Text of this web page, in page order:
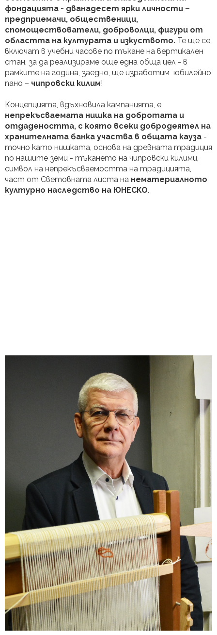
фондацията - дванадесет ярки личности –
предприемачи, общественици,
спомоществователи, доброволци, фигури от
областта на културата и изкуството. Те ще се
включат в учебни часове по тъкане на вертикален
стан, за да реализираме още една обща цел - в
рамките на година, заедно, ще изработим юбилейно
пано – чипровски килим!
Концепцията, вдъхновила кампанията, е
непрекъсваемата нишка на добротата и
отдадеността, с която всеки добродеятел на
хранителната банка участва в общата кауза -
точно като нишката, основа на древната традиция
по нашите земи - тъкането на чипровски килими,
символ на непрекъсваемостта на традицията,
част от Световната листа на нематериалното
културно наследство на ЮНЕСКО.